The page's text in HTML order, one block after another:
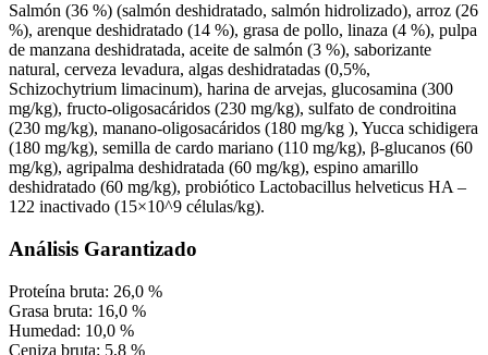
Salmón (36 %) (salmón deshidratado, salmón hidrolizado), arroz (26
%), arenque deshidratado (14 %), grasa de pollo, linaza (4 %), pulpa
de manzana deshidratada, aceite de salmón (3 %), saborizante
natural, cerveza levadura, algas deshidratadas (0,5%,
Schizochytrium limacinum), harina de arvejas, glucosamina (300
mg/kg), fructo-oligosacáridos (230 mg/kg), sulfato de condroitina
(230 mg/kg), manano-oligosacáridos (180 mg/kg ), Yucca schidigera
(180 mg/kg), semilla de cardo mariano (110 mg/kg), β-glucanos (60
mg/kg), agripalma deshidratada (60 mg/kg), espino amarillo
deshidratado (60 mg/kg), probiótico Lactobacillus helveticus HA –
122 inactivado (15×10^9 células/kg).
Análisis Garantizado
Proteína bruta: 26,0 %
Grasa bruta: 16,0 %
Humedad: 10,0 %
Ceniza bruta: 5,8 %